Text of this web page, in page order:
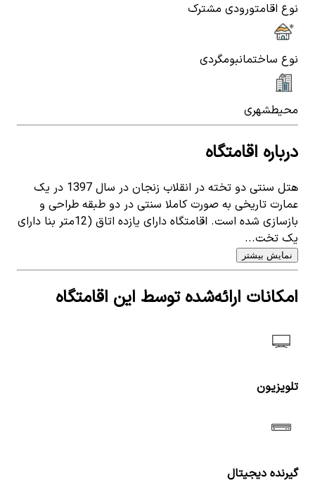
نوع اقامتورودی مشترک
نوع ساختمانبومگردی
محیطشهری
درباره اقامتگاه
هتل سنتی دو تخته در انقلاب زنجان در سال 1397 در یک
عمارت تاریخی به صورت کاملا سنتی در دو طبقه طراحی و
بازسازی شده است. اقامتگاه دارای یازده اتاق (12متر بنا دارای
یک تخت...
نمایش بیشتر
امکانات ارائه‌شده توسط این اقامتگاه
تلویزیون
گیرنده دیجیتال